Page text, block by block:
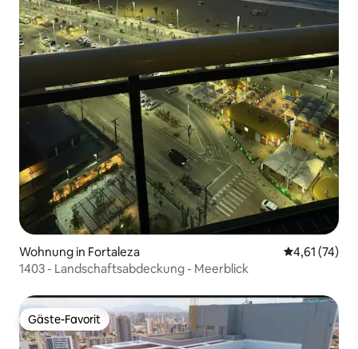
Wohnung in Fortaleza
4,61 (74)
1403 - Landschaftsabdeckung - Meerblick
Gäste-Favorit
Gäste-Favorit